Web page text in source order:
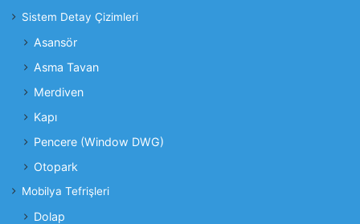
Sistem Detay Çizimleri
Asansör
Asma Tavan
Merdiven
Kapı
Pencere (Window DWG)
Otopark
Mobilya Tefrişleri
Dolap